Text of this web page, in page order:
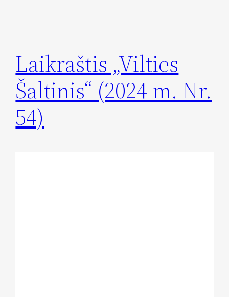
Laikraštis „Vilties
Šaltinis“ (2024 m. Nr.
54)